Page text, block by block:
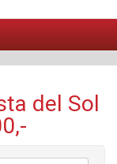
del Sol